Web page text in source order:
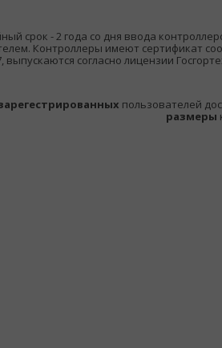
срок - 2 года со дня ввода
Контроллеры имеют сертификат
выпускаются согласно лицензии
пользователей
размеры